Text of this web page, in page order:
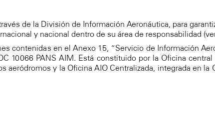
de la División de Información Aeronáutica, para
y nacional dentro de su área de responsabilidad
contenidas en el Anexo 15, “Servicio de Información
10066 PANS AIM. Está constituido por la Oficina
aeródromos y la Oficina AIO Centralizada, integrada en la